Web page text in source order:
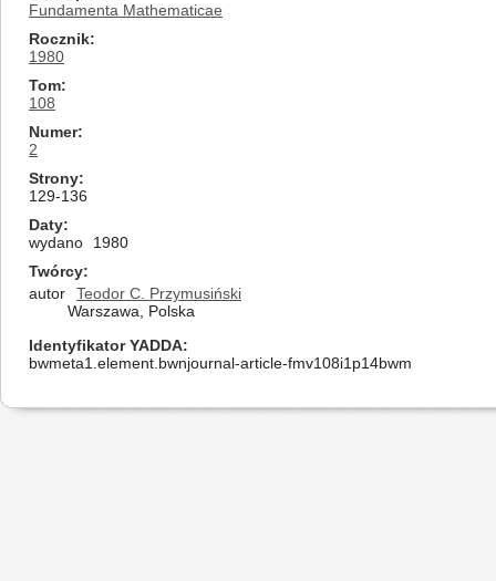
Fundamenta Mathematicae
Rocznik
1980
Tom
108
Numer
2
Strony
129-136
Daty
wydano
1980
Twórcy
autor
Teodor C. Przymusiński
Warszawa, Polska
Identyfikator YADDA
bwmeta1.element.bwnjournal-article-fmv108i1p14bwm